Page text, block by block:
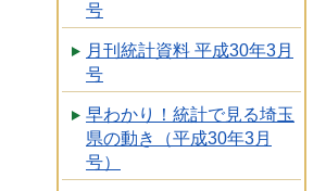
号
月刊統計資料 平成30年3月
号
早わかり！統計で見る埼玉
県の動き（平成30年3月
号）